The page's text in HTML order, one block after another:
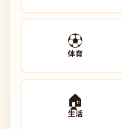
⚽
体育
🏠
生活